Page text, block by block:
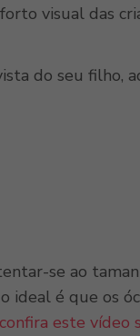
visual das
do seu filho,
se ao
ideal é que os
confira este vídeo